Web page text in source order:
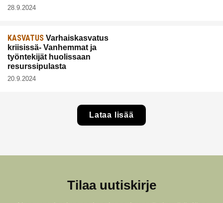
28.9.2024
KASVATUS Varhaiskasvatus
kriisissä- Vanhemmat ja
työntekijät huolissaan
resurssipulasta
20.9.2024
Lataa lisää
Tilaa uutiskirje